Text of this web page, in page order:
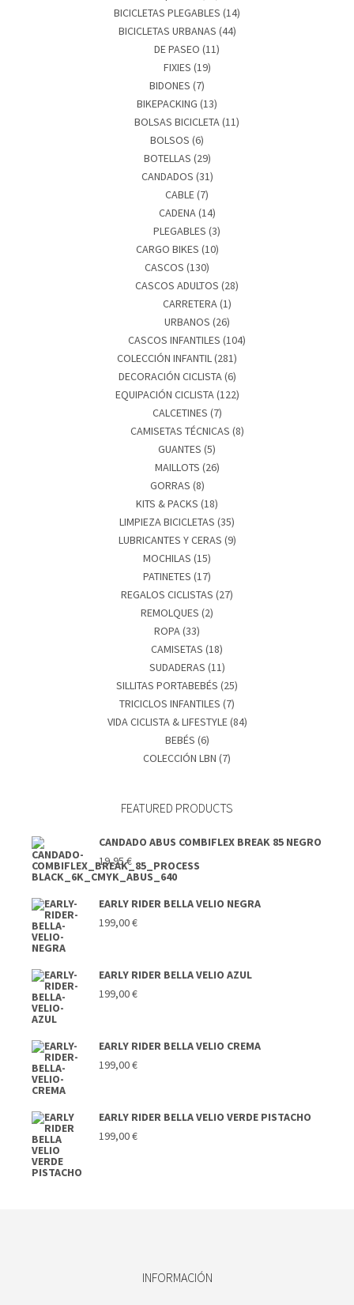
BICICLETAS PLEGABLES (14)
BICICLETAS URBANAS (44)
DE PASEO (11)
FIXIES (19)
BIDONES (7)
BIKEPACKING (13)
BOLSAS BICICLETA(11)
BOLSOS (6)
BOTELLAS (29)
CANDADOS (31)
CABLE(7)
CADENA(14)
PLEGABLES (3)
CARGO BIKES (10)
CASCOS (130)
CASCOS ADULTOS (28)
CARRETERA(1)
URBANOS (26)
CASCOS INFANTILES (104)
COLECCIÓN INFANTIL(281)
DECORACIÓN CICLISTA(6)
EQUIPACIÓN CICLISTA(122)
CALCETINES (7)
CAMISETAS TÉCNICAS (8)
GUANTES (5)
MAILLOTS (26)
GORRAS (8)
KITS & PACKS (18)
LIMPIEZA BICICLETAS (35)
LUBRICANTES Y CERAS (9)
MOCHILAS (15)
PATINETES (17)
REGALOS CICLISTAS (27)
REMOLQUES (2)
ROPA(33)
CAMISETAS (18)
SUDADERAS (11)
SILLITAS PORTABEBÉS (25)
TRICICLOS INFANTILES (7)
VIDA CICLISTA & LIFESTYLE(84)
BEBÉS (6)
COLECCIÓN LBN (7)
FEATURED PRODUCTS
CANDADO ABUS COMBIFLEX BREAK 85 NEGRO
19,95€
EARLY RIDER BELLA VELIO NEGRA
199,00€
EARLY RIDER BELLA VELIO AZUL
199,00€
EARLY RIDER BELLA VELIO CREMA
199,00€
EARLY RIDER BELLA VELIO VERDE PISTACHO
199,00€
INFORMACIÓN